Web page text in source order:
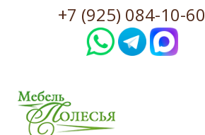
+7 (925) 084-10-60